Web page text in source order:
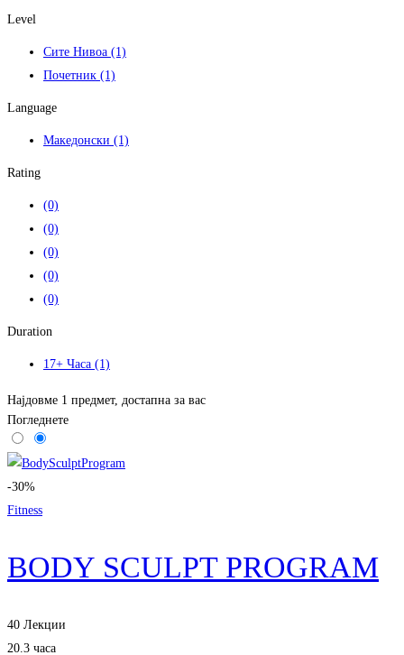
Level
Сите Нивоа (1)
Почетник (1)
Language
Македонски (1)
Rating
(0)
(0)
(0)
(0)
(0)
Duration
17+ Часа (1)
Најдовме 1 предмет, достапна за вас
Погледнете
-30%
Fitness
BODY SCULPT PROGRAM
40 Лекции
20.3 часа